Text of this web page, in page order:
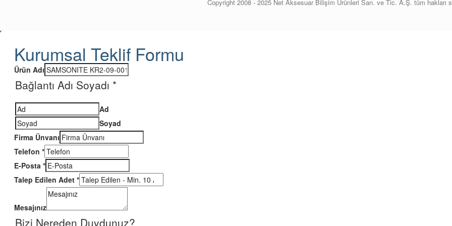
Copyright 2008 - 2025 Net Aksesuar Bilişim Ürünleri San. ve Tic. A.Ş. tüm hakları
Kurumsal Teklif Formu
Ürün Adı
Bağlantı Adı Soyadı *
Ad
Soyad
Firma Ünvanı
Telefon *
E-Posta *
Talep Edilen Adet *
Mesajınız
Bizi Nereden Duydunuz?